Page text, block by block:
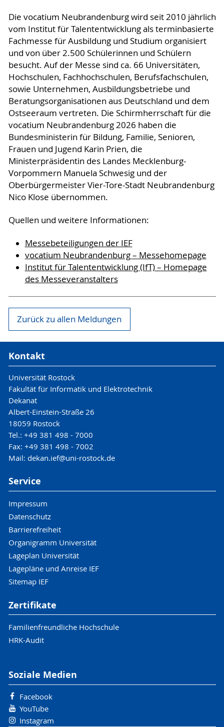
Die vocatium Neubrandenburg wird seit 2010 jährlich
vom Institut für Talententwicklung als terminbasierte
Fachmesse für Ausbildung und Studium organisiert
und von über 2.500 Schülerinnen und Schülern
besucht. Auf der Messe sind ca. 66 Universitäten,
Hochschulen, Fachhochschulen, Berufsfachschulen,
sowie Unternehmen, Ausbildungsbetriebe und
Beratungsorganisationen aus Deutschland und dem
Ostseeraum vertreten. Die Schirmherrschaft für die
vocatium Neubrandenburg 2026 haben die
Bundesministerin für Bildung, Familie, Senioren,
Frauen und Jugend Karin Prien, die
Ministerpräsidentin des Landes Mecklenburg-
Vorpommern Manuela Schwesig und der
Oberbürgermeister Vier-Tore-Stadt Neubrandenburg
Nico Klose übernommen.
Quellen und weitere Informationen:
Messebeteiligungen der IEF
vocatium Neubrandenburg – Messehomepage
Institut für Talententwicklung (IfT) – Homepage
des Messeveranstalters
Zurück zu allen Meldungen
Kontakt
Universität Rostock
Fakultät für Informatik und Elektrotechnik
Dekanat
Albert-Einstein-Straße 26
18059 Rostock
Tel.: +49 381 498 - 7000
Fax: +49 381 498 - 7002
Mail: dekan.ief@uni-rostock.de
Service
Impressum
Datenschutz
Barrierefreiheit
Organigramm Universität
Lageplan Universität
Lagepläne und Anreise IEF
Sitemap IEF
Zertifikate
Familienfreundliche Hochschule
HRK-Audit
Soziale Medien
Facebook
YouTube
Instagram